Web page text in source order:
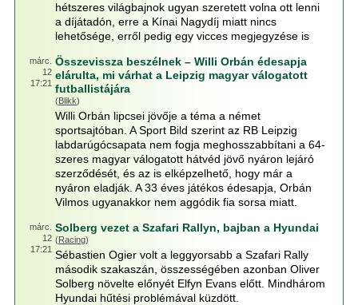
hétszeres világbajnok ugyan szeretett volna ott lenni
a díjátadón, erre a Kínai Nagydíj miatt nincs
lehetősége, erről pedig egy vicces megjegyzése is
márc.
12
17:21
Összevissza beszélnek – Willi Orbán édesapja
elárulta, mi várhat a Leipzig magyar válogatott
futballistájára
(Blikk)
Willi Orbán lipcsei jövője a téma a német
sportsajtóban. A Sport Bild szerint az RB Leipzig
labdarúgócsapata nem fogja meghosszabbítani a 64-
szeres magyar válogatott hátvéd jövő nyáron lejáró
szerződését, és az is elképzelhető, hogy már a
nyáron eladják. A 33 éves játékos édesapja, Orbán
Vilmos ugyanakkor nem aggódik fia sorsa miatt.
márc.
12
17:21
Solberg vezet a Szafari Rallyn, bajban a Hyundai
(Racing)
Sébastien Ogier volt a leggyorsabb a Szafari Rally
második szakaszán, összességében azonban Oliver
Solberg növelte előnyét Elfyn Evans előtt. Mindhárom
Hyundai hűtési problémával küzdött.